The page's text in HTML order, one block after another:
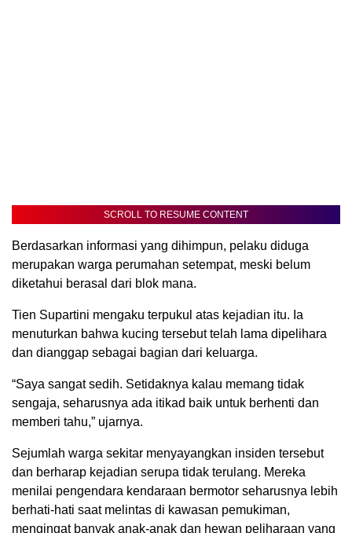
SCROLL TO RESUME CONTENT
Berdasarkan informasi yang dihimpun, pelaku diduga
merupakan warga perumahan setempat, meski belum
diketahui berasal dari blok mana.
Tien Supartini mengaku terpukul atas kejadian itu. Ia
menuturkan bahwa kucing tersebut telah lama dipelihara
dan dianggap sebagai bagian dari keluarga.
“Saya sangat sedih. Setidaknya kalau memang tidak
sengaja, seharusnya ada itikad baik untuk berhenti dan
memberi tahu,” ujarnya.
Sejumlah warga sekitar menyayangkan insiden tersebut
dan berharap kejadian serupa tidak terulang. Mereka
menilai pengendara kendaraan bermotor seharusnya lebih
berhati-hati saat melintas di kawasan pemukiman,
mengingat banyak anak-anak dan hewan peliharaan yang